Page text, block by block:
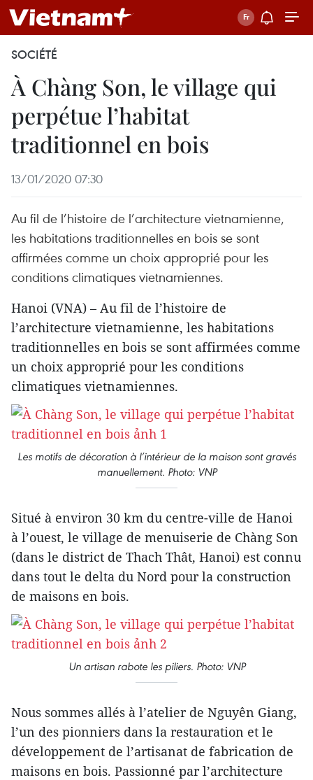
SOCIÉTÉ
À Chàng Son, le village qui
perpétue l’habitat
traditionnel en bois
13/01/2020 07:30
Au fil de l’histoire de l’architecture vietnamienne,
les habitations traditionnelles en bois se sont
affirmées comme un choix approprié pour les
conditions climatiques vietnamiennes.
Hanoi (VNA) – Au fil de l’histoire de
l’architecture vietnamienne, les habitations
traditionnelles en bois se sont affirmées comme
un choix approprié pour les conditions
climatiques vietnamiennes.
Les motifs de décoration à l’intérieur de la maison sont gravés
manuellement. Photo: VNP
Situé à environ 30 km du centre-ville de Hanoi
à l’ouest, le village de menuiserie de Chàng Son
(dans le district de Thach Thât, Hanoi) est connu
dans tout le delta du Nord pour la construction
de maisons en bois.
Un artisan rabote les piliers. Photo: VNP
Nous sommes allés à l’atelier de Nguyên Giang,
l’un des pionniers dans la restauration et le
développement de l’artisanat de fabrication de
maisons en bois. Passionné par l’architecture